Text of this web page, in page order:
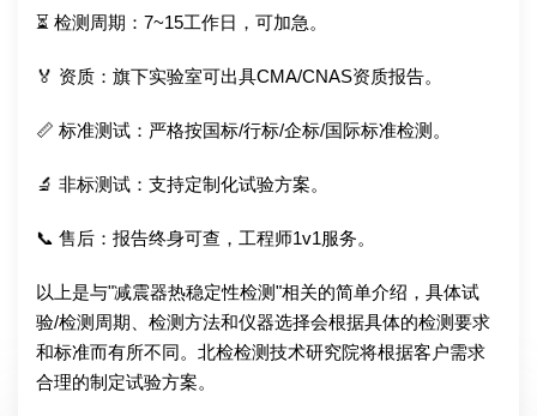
⏳ 检测周期：7~15工作日，可加急。
🏅 资质：旗下实验室可出具CMA/CNAS资质报告。
📏 标准测试：严格按国标/行标/企标/国际标准检测。
🔬 非标测试：支持定制化试验方案。
📞 售后：报告终身可查，工程师1v1服务。
以上是与"减震器热稳定性检测"相关的简单介绍，具体试
验/检测周期、检测方法和仪器选择会根据具体的检测要求
和标准而有所不同。北检检测技术研究院将根据客户需求
合理的制定试验方案。